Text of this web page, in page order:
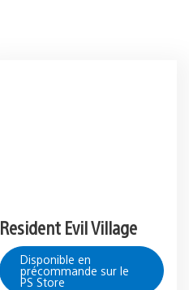
Resident Evil Village
Disponible en
précommande sur le
PS Store